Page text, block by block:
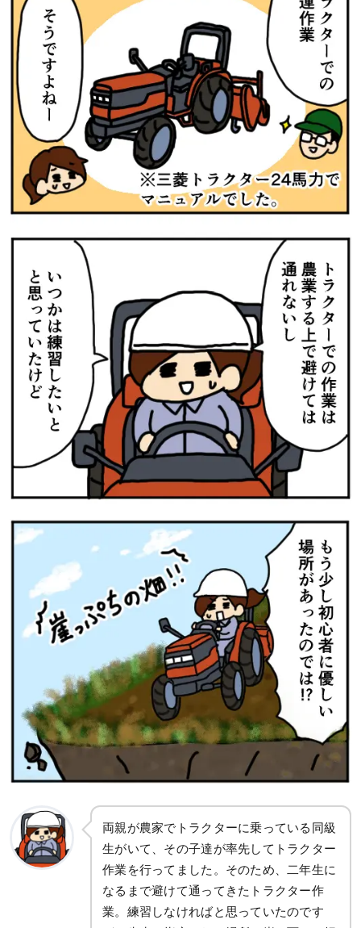
両親が農家でトラクターに乗っている同級
生がいて、その子達が率先してトラクター
作業を行ってました。そのため、二年生に
なるまで避けて通ってきたトラクター作
業。練習しなければと思っていたのです